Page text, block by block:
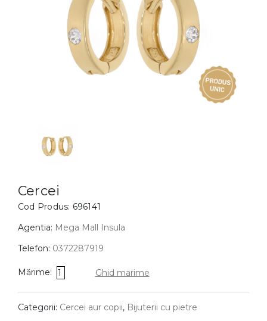
BIJUTERII COPII
Cercei
Bratari
Coliere
Lanturi
Pandantive
DIAMANTE Vezi toate
Cercei
Cod Produs: 696141
Agentia: Mega Mall Insula
Telefon: 0372287919
Mărime: 1 Ghid marime
Categorii: Cercei aur copii, Bijuterii cu pietre